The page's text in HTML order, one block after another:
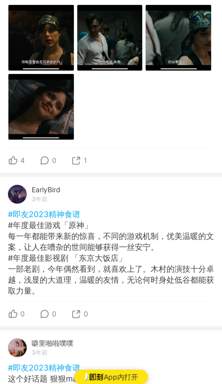
App内打开
4 0 1
EarlyBird
3年前
#即友2023精神食谱
#年度最佳游戏「原神」
每一年都能带来新的惊喜，不同的游戏机制，优美温暖的文
案，让人在嘈杂的世间能够获得一丝安宁。
#年度最佳影视剧 「东京大饭店」
一部老剧，今年偶然看到，就喜欢上了。木村的演技十分卓
越，浅显的大道理，温暖的友情，无论何时身处低谷都能获
取力量。
0 0 0
噼里啪啦噗噗
3年前
#即友2023精神食谱
这个好话题 狠狠mark！